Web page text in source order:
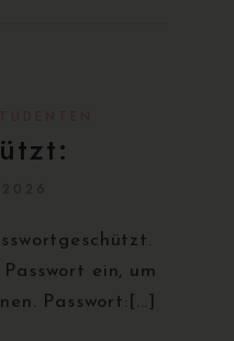
ein, um
Passwort:[...]